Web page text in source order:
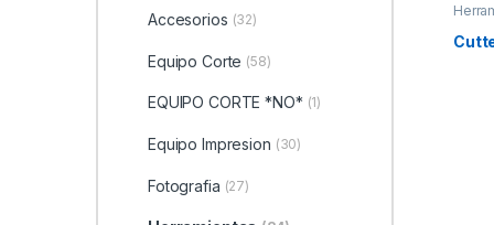
Accesorios (32)
Equipo Corte (58)
EQUIPO CORTE *NO* (1)
Equipo Impresion (30)
Fotografia (27)